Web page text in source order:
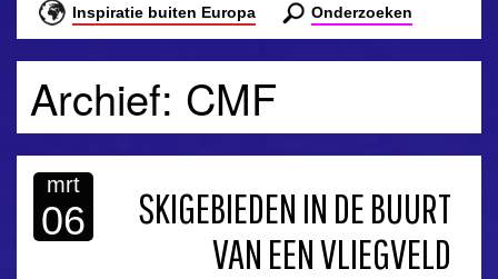
Inspiratie buiten Europa Onderzoeken
Archief: CMF
mrt
06
SKIGEBIEDEN IN DE BUURT
VAN EEN VLIEGVELD